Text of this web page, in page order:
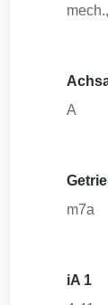
A
m7a
iA 1